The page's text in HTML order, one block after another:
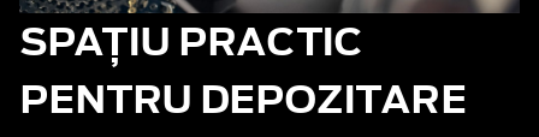
SPAȚIU PRACTIC
PENTRU DEPOZITARE